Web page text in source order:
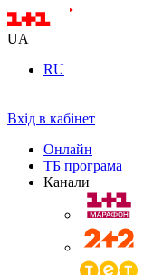
UA
RU
Вхід в кабінет
Онлайн
ТБ програма
Канали